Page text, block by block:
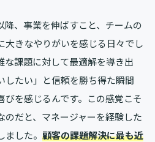
降、事業を伸ばすこと、チームの
大きなやりがいを感じる日々でし
な課題に対して最適解を導き出
したい」と信頼を勝ち得た瞬間
びを感じるんです。この感覚こそ
のだと、マネージャーを経験した
した。 顧客の課題解決に最も近